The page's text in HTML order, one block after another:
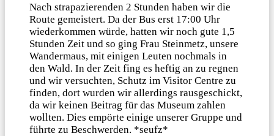
Nach strapazierenden 2 Stunden haben wir die
Route gemeistert. Da der Bus erst 17:00 Uhr
wiederkommen würde, hatten wir noch gute 1,5
Stunden Zeit und so ging Frau Steinmetz, unsere
Wandermaus, mit einigen Leuten nochmals in
den Wald. In der Zeit fing es heftig an zu regnen
und wir versuchten, Schutz im Visitor Centre zu
finden, dort wurden wir allerdings rausgeschickt,
da wir keinen Beitrag für das Museum zahlen
wollten. Dies empörte einige unserer Gruppe und
führte zu Beschwerden. *seufz*